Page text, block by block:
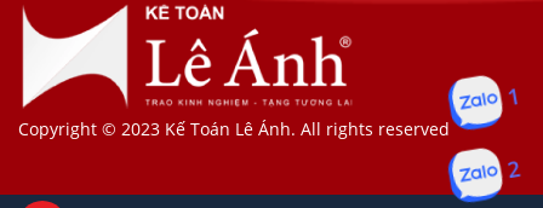
Copyright © 2023 Kế Toán Lê Ánh. All rights reserved
1
2